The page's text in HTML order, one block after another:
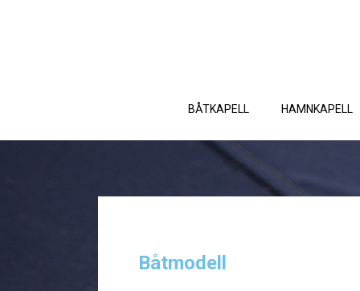
BÅTKAPELL HAMNKAPELL
Båtmodell